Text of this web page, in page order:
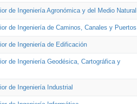
de Ingeniería Agronómica y del Medio Natural
de Ingeniería de Caminos, Canales y Puertos
de Ingeniería de Edificación
de Ingeniería Geodésica, Cartográfica y
de Ingeniería Industrial